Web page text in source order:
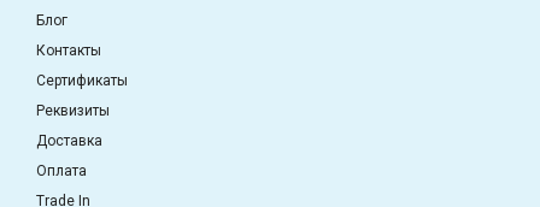
Блог
Контакты
Сертификаты
Реквизиты
Доставка
Оплата
Trade In